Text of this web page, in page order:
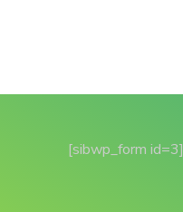
[sibwp_form id=3]